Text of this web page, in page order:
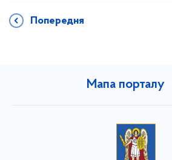
Попередня
Мапа порталу